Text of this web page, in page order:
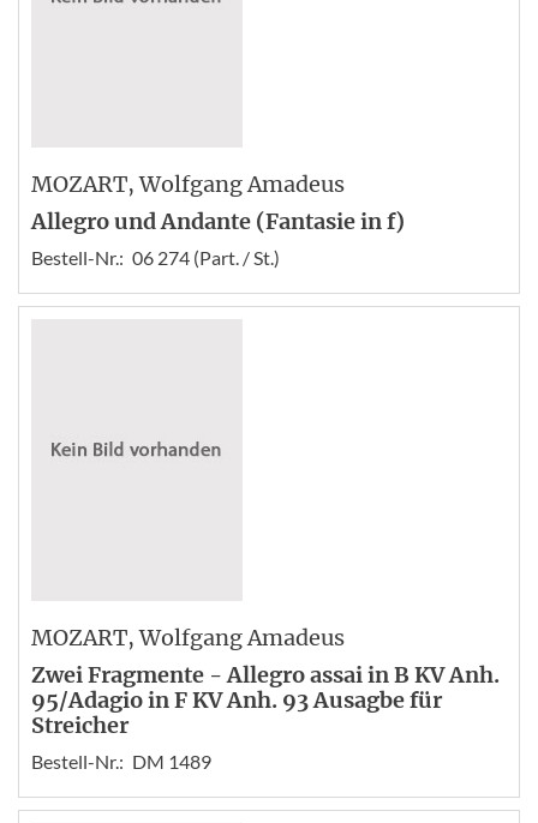
MOZART, Wolfgang Amadeus
Allegro und Andante (Fantasie in f)
Bestell-Nr.: 06 274 (Part. / St.)
MOZART, Wolfgang Amadeus
Zwei Fragmente - Allegro assai in B KV Anh.
95/Adagio in F KV Anh. 93 Ausagbe für
Streicher
Bestell-Nr.: DM 1489